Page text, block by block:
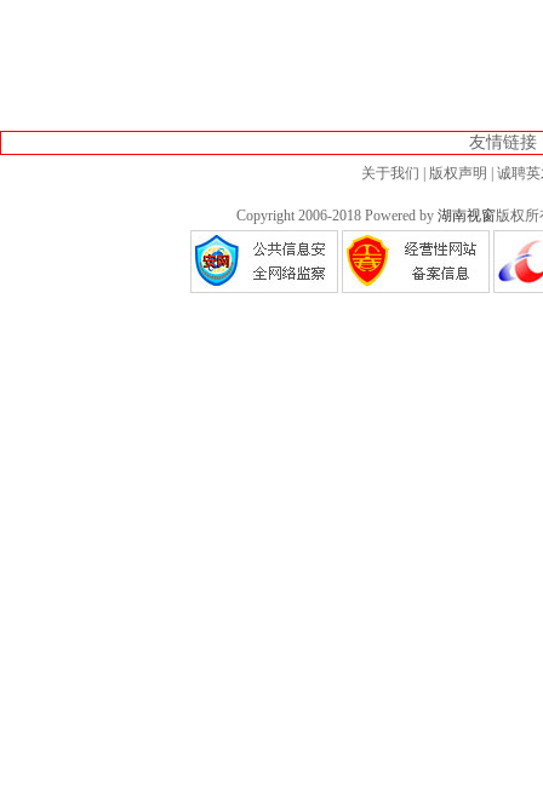
友情链
关于我们 版权声明 诚聘
Copyright 2006-2018 Powered by 湖南视窗版权